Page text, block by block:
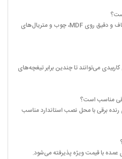
بله، این تیغچه مخصوص برش‌های صاف و دقیق روی MDF، چوب و متریال‌های
می‌توانند تا چندین برابر تیغچه‌های
رنده برقی با محل نصب استاندارد مناسب
عمده با قیمت ویژه پذیرفته می‌شود.